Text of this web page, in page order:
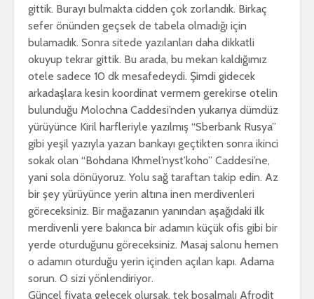
gittik. Burayı bulmakta cidden çok zorlandık. Birkaç
sefer önünden geçsek de tabela olmadığı için
bulamadık. Sonra sitede yazılanları daha dikkatli
okuyup tekrar gittik. Bu arada, bu mekan kaldığımız
otele sadece 10 dk mesafedeydi. Şimdi gidecek
arkadaşlara kesin koordinat vermem gerekirse otelin
bulunduğu Molochna Caddesi’nden yukarıya dümdüz
yürüyünce Kiril harfleriyle yazılmış “Sberbank Rusya”
gibi yeşil yazıyla yazan bankayı geçtikten sonra ikinci
sokak olan “Bohdana Khmel’nyst’koho” Caddesi’ne,
yani sola dönüyoruz. Yolu sağ taraftan takip edin. Az
bir şey yürüyünce yerin altına inen merdivenleri
göreceksiniz. Bir mağazanın yanından aşağıdaki ilk
merdivenli yere bakınca bir adamın küçük ofis gibi bir
yerde oturduğunu göreceksiniz. Masaj salonu hemen
o adamın oturduğu yerin içinden açılan kapı. Adama
sorun. O sizi yönlendiriyor.
Güncel fiyata gelecek olursak, tek boşalmalı Afrodit